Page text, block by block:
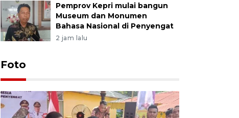
Pemprov Kepri mulai bangun
Museum dan Monumen
Bahasa Nasional di Penyengat
2 jam lalu
Foto